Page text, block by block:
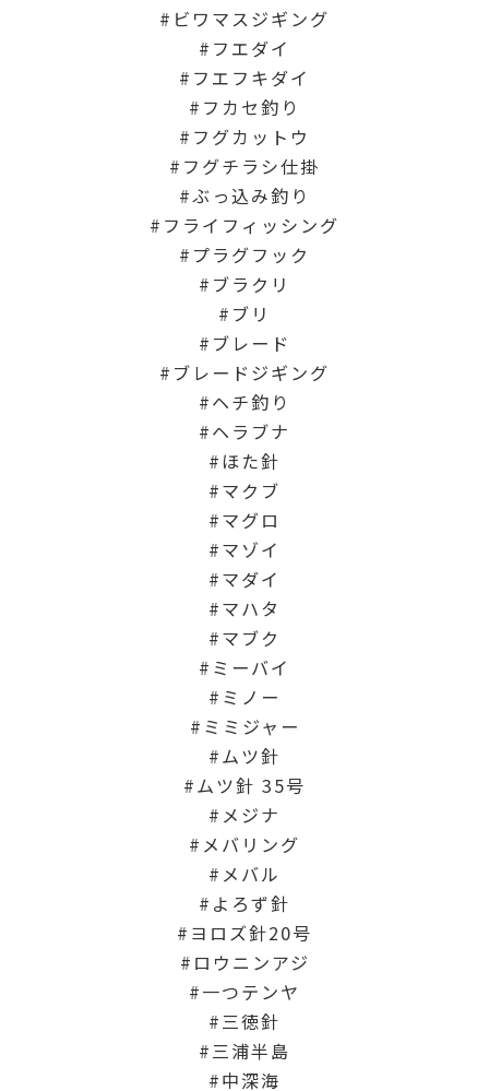
ビワマスジギング
フエダイ
フエフキダイ
フカセ釣り
フグカットウ
フグチラシ仕掛
ぶっ込み釣り
フライフィッシング
プラグフック
ブラクリ
ブリ
ブレード
ブレードジギング
ヘチ釣り
ヘラブナ
ほた針
マクブ
マグロ
マゾイ
マダイ
マハタ
マブク
ミーバイ
ミノー
ミミジャー
ムツ針
ムツ針 35号
メジナ
メバリング
メバル
よろず針
ヨロズ針20号
ロウニンアジ
一つテンヤ
三徳針
三浦半島
中深海